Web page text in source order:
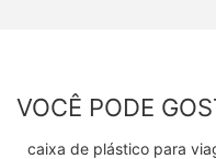
VOCÊ PODE
caixa de plástico para